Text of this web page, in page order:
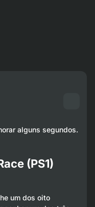
alguns segundos.
(PS1)
um dos oito